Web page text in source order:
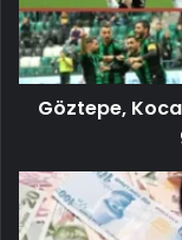
Göztepe,